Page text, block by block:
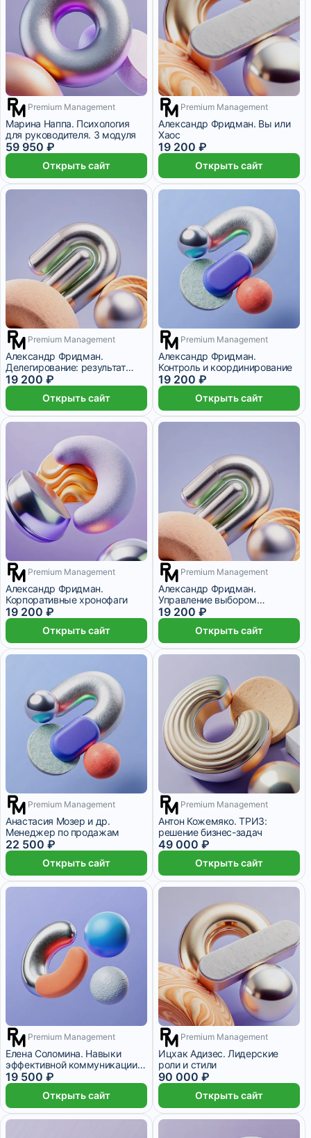
9 месяцев
Premium Management
Марина Наппа. Психология
для руководителя. 3 модуля
59 950 ₽
Открыть сайт
2 месяцаPremium Management
Александр Фридман. Вы или
Хаос
19 200 ₽
Открыть сайт
2 месяцаPremium Management
Александр Фридман.
Делегирование: результат
руками сотрудников
19 200 ₽
Открыть сайт
2 месяцаPremium Management
Александр Фридман.
Контроль и координирование
19 200 ₽
Открыть сайт
2 месяцаPremium Management
Александр Фридман.
Корпоративные хронофаги
19 200 ₽
Открыть сайт
2 месяцаPremium Management
Александр Фридман.
Управление выбором
сотрудников
19 200 ₽
Открыть сайт
3 месяцаPremium Management
Анастасия Мозер и др.
Менеджер по продажам
22 500 ₽
Открыть сайт
3 месяцаPremium Management
Антон Кожемяко. ТРИЗ:
решение бизнес-задач
49 000 ₽
Открыть сайт
2 месяцаPremium Management
Елена Соломина. Навыки
эффективной коммуникации
для бизнес-лидера
19 500 ₽
Открыть сайт
4 месяцаPremium Management
Ицхак Адизес. Лидерские
роли и стили
90 000 ₽
Открыть сайт